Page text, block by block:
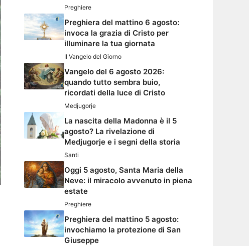
Preghiere
Preghiera del mattino 6 agosto:
invoca la grazia di Cristo per
illuminare la tua giornata
Il Vangelo del Giorno
Vangelo del 6 agosto 2026:
quando tutto sembra buio,
ricordati della luce di Cristo
Medjugorje
La nascita della Madonna è il 5
agosto? La rivelazione di
Medjugorje e i segni della storia
Santi
Oggi 5 agosto, Santa Maria della
Neve: il miracolo avvenuto in piena
estate
Preghiere
Preghiera del mattino 5 agosto:
invochiamo la protezione di San
Giuseppe